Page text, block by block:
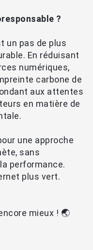
?
un pas de plus
En réduisant
numériques,
carbone de
aux attentes
en matière de
une approche
sans
performance.
plus vert.
mieux ! 🌏